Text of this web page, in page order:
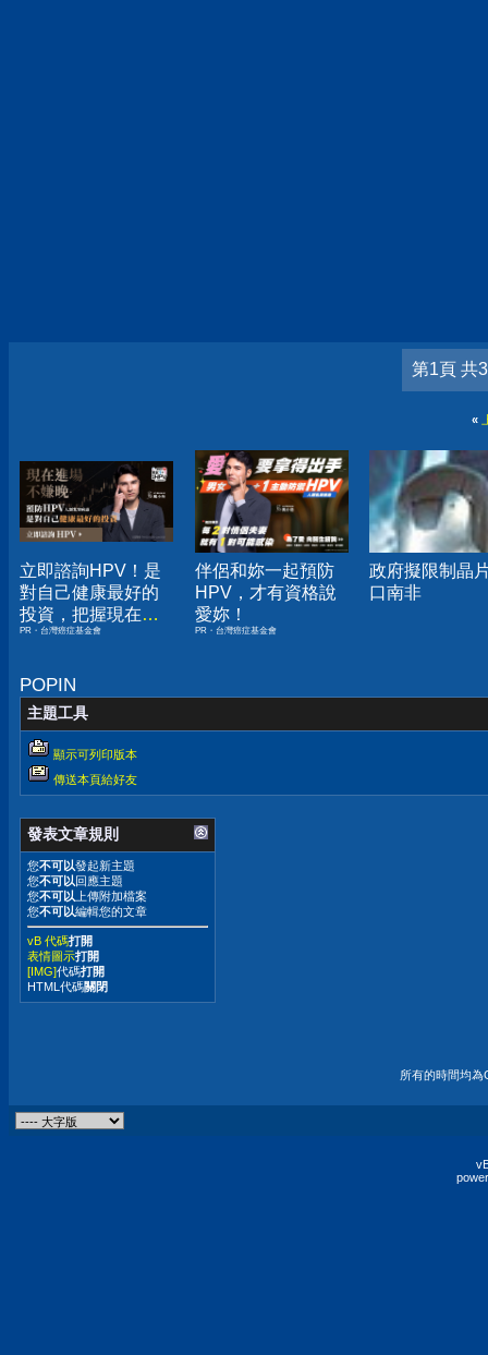
第1頁 共
«
立即諮詢HPV！是
對自己健康最好的
投資，把握現在不
嫌晚！
PR・台灣癌症基金會
伴侶和妳一起預防
HPV，才有資格說
愛妳！
PR・台灣癌症基金會
政府擬限制晶
口南非
POPIN
主題工具
顯示可列印版本
傳送本頁給好友
發表文章規則
您不可以發起新主題
您不可以回應主題
您不可以 上傳附加檔案
您不可以編輯您的文章
vB 代碼打開
表情圖示打開
[IMG]代碼打開
HTML代碼關閉
所有的時間均為